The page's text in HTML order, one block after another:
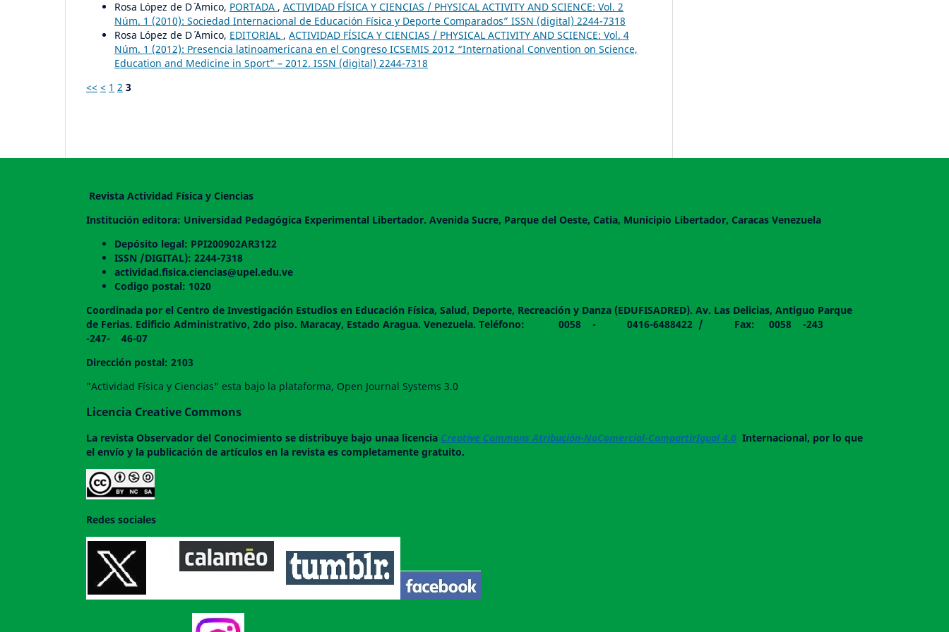
Rosa López de D´ ´Amico, PORTADA , ACTIVIDAD FÍSICA Y CIENCIAS / PHYSICAL ACTIVITY AND SCIENCE: Vol. 2
Núm. 1 (2010): Sociedad Internacional de Educación Física y Deporte Comparados” ISSN (digital) 2244-7318
Rosa López de D´ ´Amico, EDITORIAL , ACTIVIDAD FÍSICA Y CIENCIAS / PHYSICAL ACTIVITY AND SCIENCE: Vol. 4
Núm. 1 (2012): Presencia latinoamericana en el Congreso ICSEMIS 2012 “International Convention on Science,
Education and Medicine in Sport” – 2012. ISSN (digital) 2244-7318
<< < 1 2 3
Revista Actividad Física y Ciencias
Institución editora: Universidad Pedagógica Experimental Libertador. Avenida Sucre, Parque del Oeste, Catia, Municipio Libertador, Caracas Venezuela
Depósito legal: PPI200902AR3122
ISSN /DIGITAL): 2244-7318
actividad.fisica.ciencias@upel.edu.ve
Codigo postal: 1020
Coordinada por el Centro de Investigación Estudios en Educación Física, Salud, Deporte, Recreación y Danza (EDUFISADRED). Av. Las Delicias, Antiguo Parque
de Ferias. Edificio Administrativo, 2do piso. Maracay, Estado Aragua. Venezuela. Teléfono: 0058 - 0416-6488422 / Fax: 0058 -243
-247- 46-07
Dirección postal: 2103
"Actividad Física y Ciencias" esta bajo la plataforma, Open Journal Systems 3.0
Licencia Creative Commons
La revista Observador del Conocimiento se distribuye bajo unaa licencia Creative Commons Atribución-NoComercial-CompartirIgual 4.0 Internacional, por lo que
el envío y la publicación de artículos en la revista es completamente gratuito.
Redes sociales